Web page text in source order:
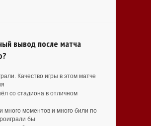
вывод после матча
Качество игры в этом матче
со стадиона в отличном
много моментов и много били по
бы